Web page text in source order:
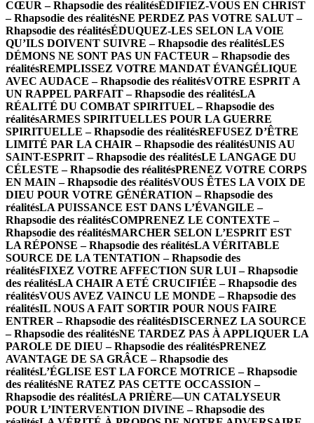
CŒUR – Rhapsodie des réalitésÉDIFIEZ-VOUS EN CHRIST
– Rhapsodie des réalitésNE PERDEZ PAS VOTRE SALUT –
Rhapsodie des réalitésÉDUQUEZ-LES SELON LA VOIE
QU’ILS DOIVENT SUIVRE – Rhapsodie des réalitésLES
DÉMONS NE SONT PAS UN FACTEUR – Rhapsodie des
réalitésREMPLISSEZ VOTRE MANDAT ÉVANGÉLIQUE
AVEC AUDACE – Rhapsodie des réalitésVOTRE ESPRIT A
UN RAPPEL PARFAIT – Rhapsodie des réalitésLA
RÉALITÉ DU COMBAT SPIRITUEL – Rhapsodie des
réalitésARMES SPIRITUELLES POUR LA GUERRE
SPIRITUELLE – Rhapsodie des réalitésREFUSEZ D’ÊTRE
LIMITÉ PAR LA CHAIR – Rhapsodie des réalitésUNIS AU
SAINT-ESPRIT – Rhapsodie des réalitésLE LANGAGE DU
CÉLESTE – Rhapsodie des réalitésPRENEZ VOTRE CORPS
EN MAIN – Rhapsodie des réalitésVOUS ÊTES LA VOIX DE
DIEU POUR VOTRE GÉNÉRATION – Rhapsodie des
réalitésLA PUISSANCE EST DANS L’ÉVANGILE –
Rhapsodie des réalitésCOMPRENEZ LE CONTEXTE –
Rhapsodie des réalitésMARCHER SELON L’ESPRIT EST
LA RÉPONSE – Rhapsodie des réalitésLA VÉRITABLE
SOURCE DE LA TENTATION – Rhapsodie des
réalitésFIXEZ VOTRE AFFECTION SUR LUI – Rhapsodie
des réalitésLA CHAIR A ETÉ CRUCIFIÉE – Rhapsodie des
réalitésVOUS AVEZ VAINCU LE MONDE – Rhapsodie des
réalitésIL NOUS A FAIT SORTIR POUR NOUS FAIRE
ENTRER – Rhapsodie des réalitésDISCERNEZ LA SOURCE
– Rhapsodie des réalitésNE TARDEZ PAS À APPLIQUER LA
PAROLE DE DIEU – Rhapsodie des réalitésPRENEZ
AVANTAGE DE SA GRÂCE – Rhapsodie des
réalitésL’ÉGLISE EST LA FORCE MOTRICE – Rhapsodie
des réalitésNE RATEZ PAS CETTE OCCASSION –
Rhapsodie des réalitésLA PRIÈRE—UN CATALYSEUR
POUR L’INTERVENTION DIVINE – Rhapsodie des